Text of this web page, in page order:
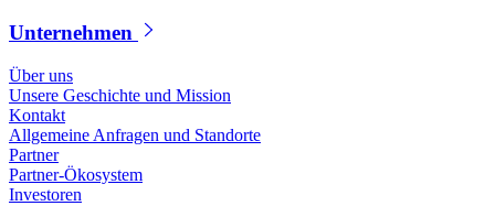
Unternehmen
Über uns
Unsere Geschichte und Mission
Kontakt
Allgemeine Anfragen und Standorte
Partner
Partner-Ökosystem
Investoren